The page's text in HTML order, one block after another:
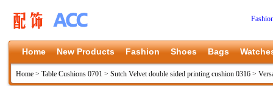
Home New Products Fashion Shoes Bags
Home > Table Cushions 0701 > Sutch Velvet double sided printing cushion 0316 >